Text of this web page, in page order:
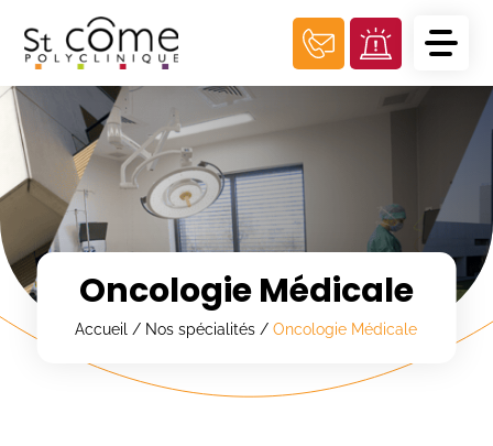
Oncologie Médicale
Accueil / Nos spécialités /Oncologie Médicale